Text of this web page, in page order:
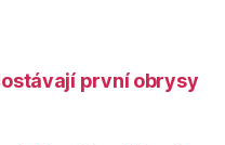
první obrysy